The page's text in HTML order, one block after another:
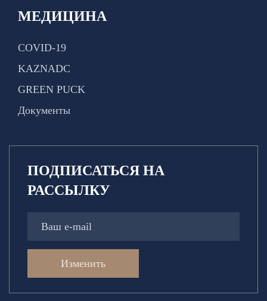
МЕДИЦИНА
COVID-19
KAZNADC
GREEN PUCK
Документы
ПОДПИСАТЬСЯ НА
РАССЫЛКУ
Изменить